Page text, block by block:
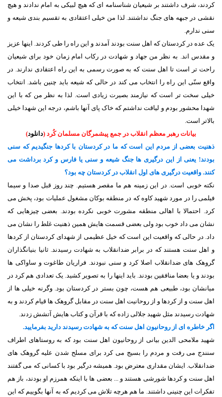
کردند، شرف داشتند بر شیعیان شناسنامه ای که هیچ لبیکی به امام ندادند و هیچ
نقشی در جبهه های جنگ نداشتند. لذا من خیلی اعتقادی به تقسیم بندی شیعه و
سنی ندارم.
یک عده در کردستان که اهل سنت بودند آمدند و این راه را طی کردند. اینها عزیز
و مقدس اند. به نظر من جهاد و شهادت در رکاب امام زمان خود برای شیعیان
راحت تر است تا اهل سنت که به صورت رسمی به این راه اعتقادی ندارند. در
واقع سنّی این راه را انتخاب می کند در حالی که شیعه باید چنین باشد. انتخاب
خیلی سخت تر است که نیازمند بصیرت زیادی است. لذا به نظر من که با این
شهدا محشور بودم و لیاقت نداشتم که خاک پای آنها باشم، درجه این شهدا خیلی
بالاتر است.
بیانات رهبر معظم انقلاب در جمع پیشمرگان مسلمان کُرد (دانلود)
ذهنیت بعضی از مردم این است که ما در کردستان با کردها جنگیدیم که سنی
بودند! یعنی از این درگیری ها جنگ شیعه و سنی یا فارس و کرد برداشت می
کنند. واقعیت درگیری های اول انقلاب در کردستان چه بود؟
نکته خوبی است. در این زمینه هم ما مقصر هستیم. چند روز قبل صدا و سیما
فیلمی را در مورد شهید کاوه که در منطقه بوکان مشغول عملیات بود، پخش می
کرد. احتمالا با اهالی منطقه مشورت خوبی نکرده بودند. بعضی چیزهایی که
نشان می داد خوب بود ولی بعضی قسمت هایش همین ذهنیت غلط را نشان می
داد. در حالی که واقعیت این است که خیل عظیمی از شهدای کردستان از کردها
و اهل سنت هستند که در برابر ضدانقلاب به شهادت رسیدند. ثانیا بنیانگذاران
گروهک های ضدانقلاب اصلا کرد و سنی نبودند. فراریان طاغوت و ساواکی ها
بودند و یا بعضا منافقین بودند. باید اینها را به تصویر کشید. یک تعدادی هم کرد در
میانشان بود، طبیعی هم هست، چون بستر در کردستان بود. وگرنه خیلی ها از
اهل سنت و از کردها و از روحانیت اهل سنت در مقابل گروهک ها قیام کردند و به
شهادت رسیدند مثل شهید جلالی زاده که با قرآن و کتاب هایش آتشش زدند.
اگر خاطره ای از روحانیون اهل سنت که به شهادت رسیدند دارید بفرمایید.
شهید ملامحی الدین بیانی از روحانیون اهل سنت بود که به روستاهای اطراف
سنندج می رفت و مردم را بسیج می کرد برای مسلح شدن علیه گروهک های
ضدانقلاب. ایشان مقداری معترض بود. همیشه درگیر بود با کسانی که می گفتند
اهل سنت و کردها شورشی هستند و ... بعضی ها با اینکه همرزم او بودند، باز هم
تفکرات این چنینی داشتند. ما هم هرچه تلاش می کردیم که به آنها بگوییم که این